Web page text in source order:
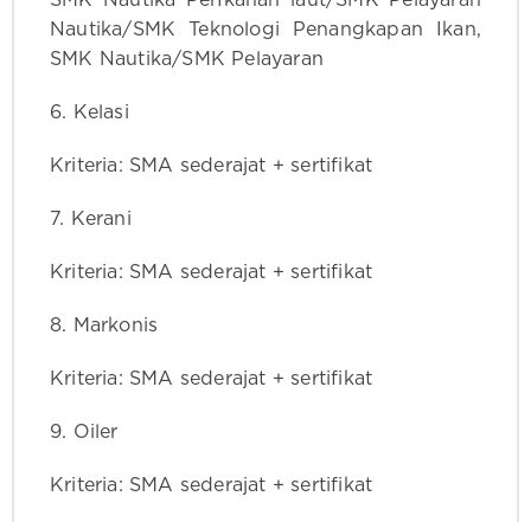
Nautika/SMK Teknologi Penangkapan Ikan,
SMK Nautika/SMK Pelayaran
6. Kelasi
Kriteria: SMA sederajat + sertifikat
7. Kerani
Kriteria: SMA sederajat + sertifikat
8. Markonis
Kriteria: SMA sederajat + sertifikat
9. Oiler
Kriteria: SMA sederajat + sertifikat